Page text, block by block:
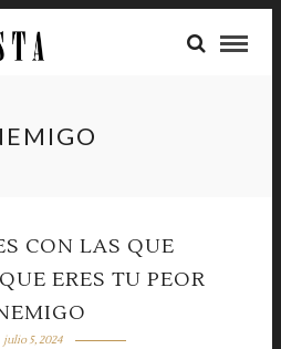
CON LAS QUE
ERES TU PEOR
julio 5, 2024